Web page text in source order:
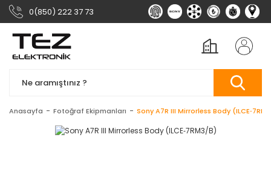
0(850) 222 37 73
Anasayfa Fotoğraf Ekipmanları Sony A7R III Mirrorless Body